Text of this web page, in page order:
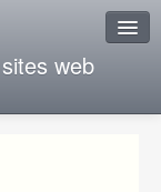
web